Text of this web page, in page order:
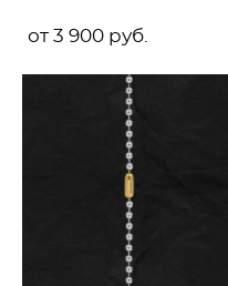
от 3 900 pуб.